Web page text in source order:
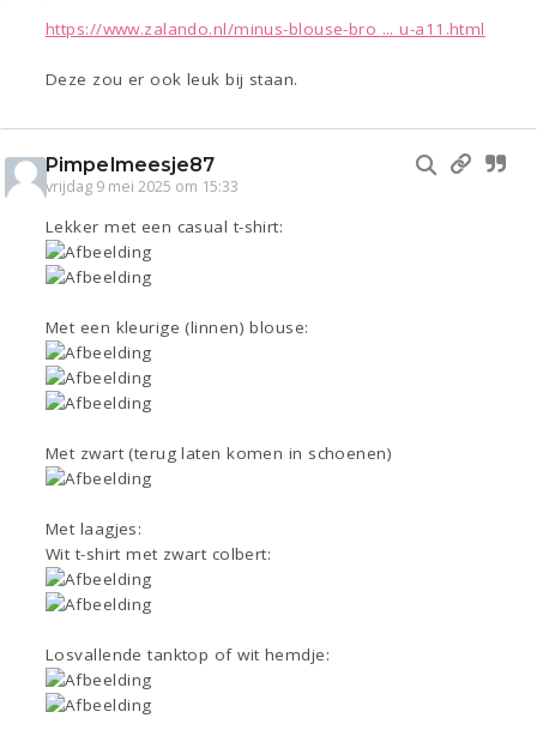
https://www.zalando.nl/minus-blouse-bro ... u-a11.html
Deze zou er ook leuk bij staan.
Pimpelmeesje87
vrijdag 9 mei 2025 om 15:33
Lekker met een casual t-shirt:
Met een kleurige (linnen) blouse:
Met zwart (terug laten komen in schoenen)
Met laagjes:
Wit t-shirt met zwart colbert:
Losvallende tanktop of wit hemdje: